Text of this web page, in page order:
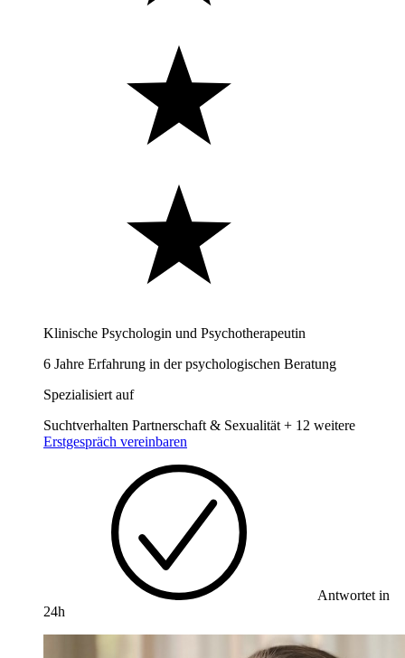
Klinische Psychologin und Psychotherapeutin
6 Jahre Erfahrung in der psychologischen Beratung
Spezialisiert auf
Suchtverhalten Partnerschaft & Sexualität + 12 weitere
Erstgespräch vereinbaren
Antwortet in
24h